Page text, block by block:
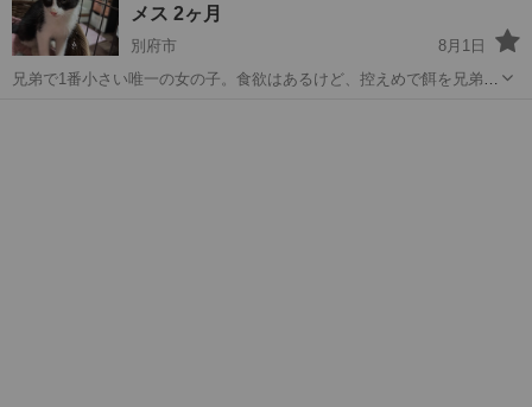
メス 2ヶ月
別府市
8月1日
兄弟で1番小さい唯一の女の子。食欲はあるけど、控えめで餌を兄弟に